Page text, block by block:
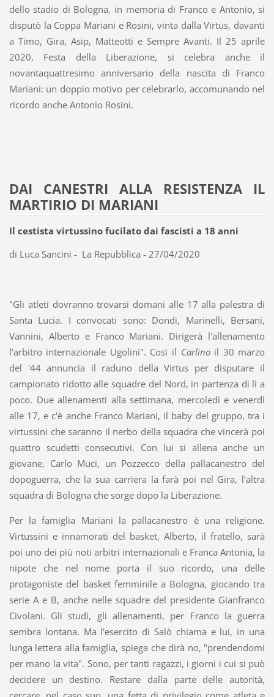
dello stadio di Bologna, in memoria di Franco e Antonio, si
disputò la Coppa Mariani e Rosini, vinta dalla Virtus, davanti
a Timo, Gira, Asip, Matteotti e Sempre Avanti. Il 25 aprile
2020, Festa della Liberazione, si celebra anche il
novantaquattresimo anniversario della nascita di Franco
Mariani: un doppio motivo per celebrarlo, accomunando nel
ricordo anche Antonio Rosini.
DAI CANESTRI ALLA RESISTENZA IL
MARTIRIO DI MARIANI
Il cestista virtussino fucilato dai fascisti a 18 anni
di Luca Sancini - La Repubblica - 27/04/2020
"Gli atleti dovranno trovarsi domani alle 17 alla palestra di
Santa Lucia. I convocati sono: Dondi, Marinelli, Bersani,
Vannini, Alberto e Franco Mariani. Dirigerà l'allenamento
l'arbitro internazionale Ugolini". Così il Carlinoil 30 marzo
del '44 annuncia il raduno della Virtus per disputare il
campionato ridotto alle squadre del Nord, in partenza di lì a
poco. Due allenamenti alla settimana, mercoledì e venerdì
alle 17, e c'è anche Franco Mariani, il baby del gruppo, tra i
virtussini che saranno il nerbo della squadra che vincerà poi
quattro scudetti consecutivi. Con lui si allena anche un
giovane, Carlo Muci, un Pozzecco della pallacanestro del
dopoguerra, che la sua carriera la farà poi nel Gira, l'altra
squadra di Bologna che sorge dopo la Liberazione.
Per la famiglia Mariani la pallacanestro è una religione.
Virtussini e innamorati del basket, Alberto, il fratello, sarà
poi uno dei più noti arbitri internazionali e Franca Antonia, la
nipote che nel nome porta il suo ricordo, una delle
protagoniste del basket femminile a Bologna, giocando tra
serie A e B, anche nelle squadre del presidente Gianfranco
Civolani. Gli studi, gli allenamenti, per Franco la guerra
sembra lontana. Ma l'esercito di Salò chiama e lui, in una
lunga lettera alla famiglia, spiega che dirà no, "prendendomi
per mano la vita". Sono, per tanti ragazzi, i giorni i cui si può
decidere un destino. Restare dalla parte delle autorità,